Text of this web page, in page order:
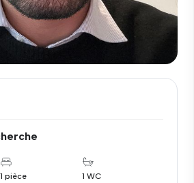
1 pièce 1 WC